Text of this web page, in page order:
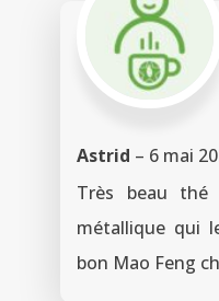
Astrid – 6 mai
Très beau
métallique qui
bon Mao Feng